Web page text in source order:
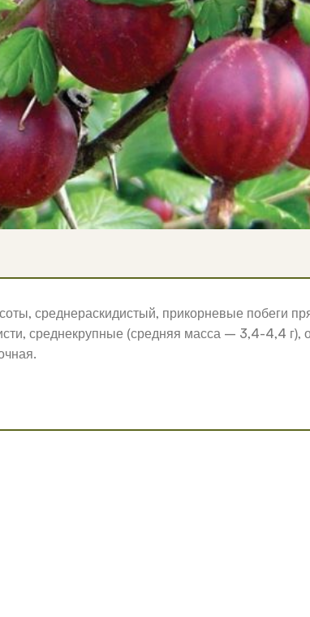
чтобы увеличить
среднераскидистый, прикорневые побеги
среднекрупные (средняя масса – 3,4-4,4